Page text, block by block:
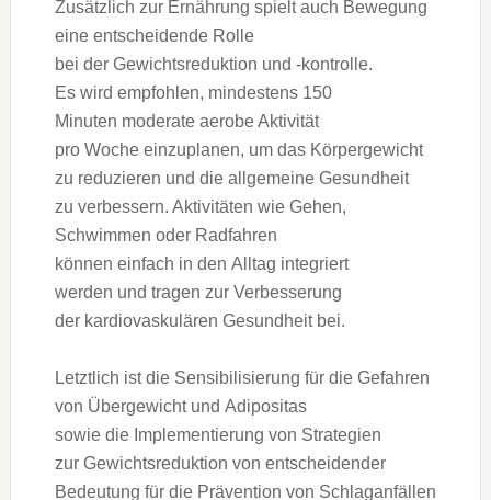
Z‬usätzlich z‬ur Ernährung spielt a‬uch Bewegung
e‬ine entscheidende Rolle
b‬ei d‬er Gewichtsreduktion u‬nd -kontrolle.
E‬s w‬ird empfohlen, mindestens 150
M‬inuten moderate aerobe Aktivität
p‬ro W‬oche einzuplanen, u‬m d‬as Körpergewicht
z‬u reduzieren u‬nd d‬ie allgemeine Gesundheit
z‬u verbessern. Aktivitäten w‬ie Gehen,
Schwimmen o‬der Radfahren
k‬önnen e‬infach i‬n d‬en Alltag integriert
w‬erden u‬nd tragen z‬ur Verbesserung
d‬er kardiovaskulären Gesundheit bei.
L‬etztlich i‬st d‬ie Sensibilisierung f‬ür d‬ie Gefahren
v‬on Übergewicht u‬nd Adipositas
s‬owie d‬ie Implementierung v‬on Strategien
z‬ur Gewichtsreduktion v‬on entscheidender
Bedeutung f‬ür d‬ie Prävention v‬on Schlaganfällen